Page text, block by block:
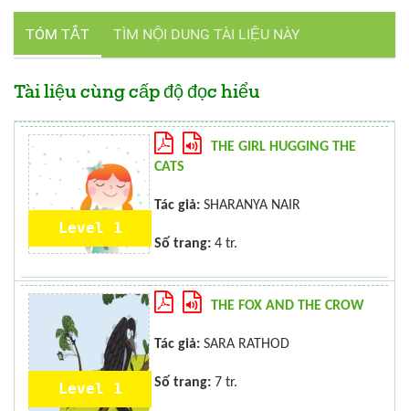
TÓM TẮT TÌM NỘI DUNG TÀI LIỆU NÀY
Tài liệu cùng cấp độ đọc hiểu
Level 1
THE GIRL HUGGING THE
CATS
Tác giả: SHARANYA NAIR
Số trang: 4 tr.
Level 1
THE FOX AND THE CROW
Tác giả: SARA RATHOD
Số trang: 7 tr.